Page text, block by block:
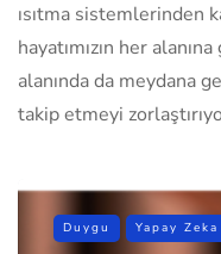
ısıtma sistemlerinden
hayatımızın her
alanında da meydana
takip etmeyi
Duygu Yapay Zeka